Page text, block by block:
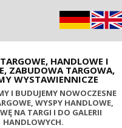
HANDLOWE I
ZABUDOWA TARGOWA,
WYSTAWIENNICZE
I BUDUJEMY NOWOCZESNE
WYSPY HANDLOWE,
NA TARGI I DO GALERII
HANDLOWYCH.